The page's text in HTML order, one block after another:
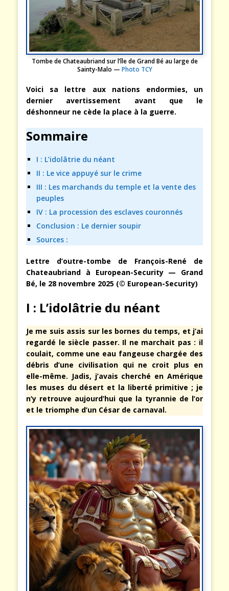
Tombe de Chateaubriand sur l’île de Grand Bé au large de
Sainty-Malo — Photo TCY
Voici sa lettre aux nations endormies, un
dernier avertissement avant que le
déshonneur ne cède la place à la guerre.
Sommaire
I : L’idolâtrie du néant
II : Le vice appuyé sur le crime
III : Les marchands du temple et la vente des
peuples
IV : La procession des esclaves couronnés
Conclusion : Le dernier soupir
Sources :
Lettre d’outre-tombe de François-René de
Chateaubriand à European-Security — Grand
Bé, le 28 novembre 2025 (© European-Security)
I : L’idolâtrie du néant
Je me suis assis sur les bornes du temps, et j’ai
regardé le siècle passer. Il ne marchait pas : il
coulait, comme une eau fangeuse chargée des
débris d’une civilisation qui ne croit plus en
elle-même. Jadis, j’avais cherché en Amérique
les muses du désert et la liberté primitive ; je
n’y retrouve aujourd’hui que la tyrannie de l’or
et le triomphe d’un César de carnaval.